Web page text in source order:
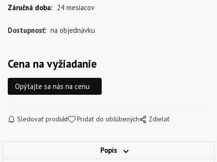
Záručná doba: 24 mesiacov
Dostupnosť: na objednávku
Cena na vyžiadanie
Opýtajte sa nás na cenu
Sledovať produkt Pridať do obľúbených Zdielať
Popis